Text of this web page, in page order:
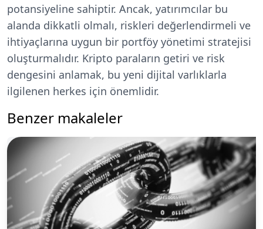
potansiyeline sahiptir. Ancak, yatırımcılar bu
alanda dikkatli olmalı, riskleri değerlendirmeli ve
ihtiyaçlarına uygun bir portföy yönetimi stratejisi
oluşturmalıdır. Kripto paraların getiri ve risk
dengesini anlamak, bu yeni dijital varlıklarla
ilgilenen herkes için önemlidir.
Benzer makaleler